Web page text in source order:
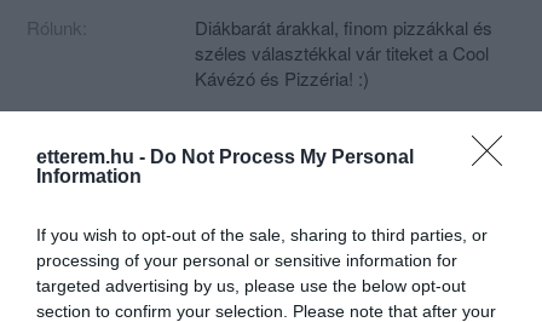
etterem.hu - Do Not Process My Personal
Information
If you wish to opt-out of the sale, sharing to third parties, or
processing of your personal or sensitive information for
targeted advertising by us, please use the below opt-out
section to confirm your selection. Please note that after your
Rólunk:
Diákbarát árakkal, finom pizzákkal és
széles választékkal vár titeket a Cool
Kávézó és Pizzéria! :)
Kapcsolat
7624 Pécs, Édesanyák utca 1.
+36 70 544 5215
clkpizza@gmail.com